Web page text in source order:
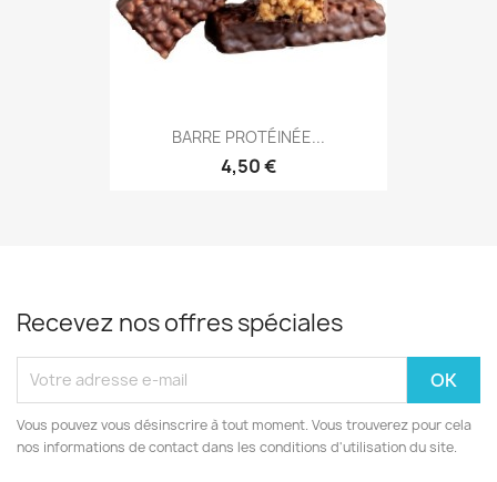
BARRE PROTÉINÉE...
4,50 €
Recevez nos offres spéciales
Vous pouvez vous désinscrire à tout moment. Vous trouverez pour cela
nos informations de contact dans les conditions d'utilisation du site.